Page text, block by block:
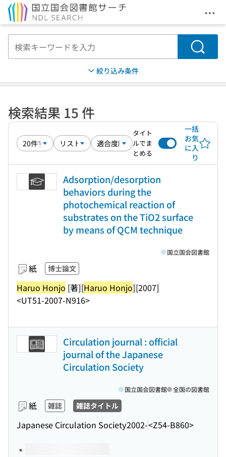
メ
検索
絞り込み条件
検索結果 15 件
タイト
ルでま
とめる
一括
お気
に入
り
Adsorption/desorption
behaviors during the
photochemical reaction of
substrates on the TiO2 surface
by means of QCM technique
紙 博士論文
Haruo Honjo [著][Haruo Honjo][2007]
<UT51-2007-N916>
国立国会図書館
Circulation journal : official
journal of the Japanese
Circulation Society
紙 雑誌 雑誌タイトル
Japanese Circulation Society2002-<Z54-B860>
国立国会図書館 全国の図書館
このタイトルの巻号